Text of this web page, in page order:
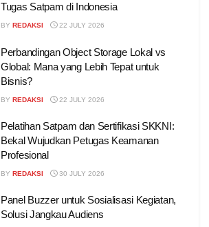
Tugas Satpam di Indonesia
BY REDAKSI 22 JULY 2026
Perbandingan Object Storage Lokal vs
Global: Mana yang Lebih Tepat untuk
Bisnis?
BY REDAKSI 22 JULY 2026
Pelatihan Satpam dan Sertifikasi SKKNI:
Bekal Wujudkan Petugas Keamanan
Profesional
BY REDAKSI 30 JULY 2026
Panel Buzzer untuk Sosialisasi Kegiatan,
Solusi Jangkau Audiens